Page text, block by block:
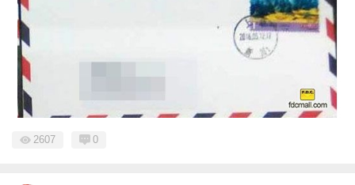
2607 0